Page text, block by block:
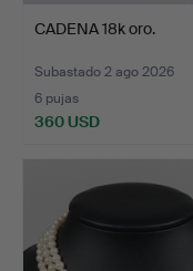
CADENA 18k oro.
Subastado 2 ago 2026
6 pujas
360 USD